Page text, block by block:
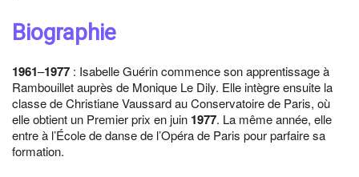
Biographie
1961–1977 : Isabelle Guérin commence son apprentissage à
Rambouillet auprès de Monique Le Dily. Elle intègre ensuite la
classe de Christiane Vaussard au Conservatoire de Paris, où
elle obtient un Premier prix en juin 1977. La même année, elle
entre à l’École de danse de l’Opéra de Paris pour parfaire sa
formation.